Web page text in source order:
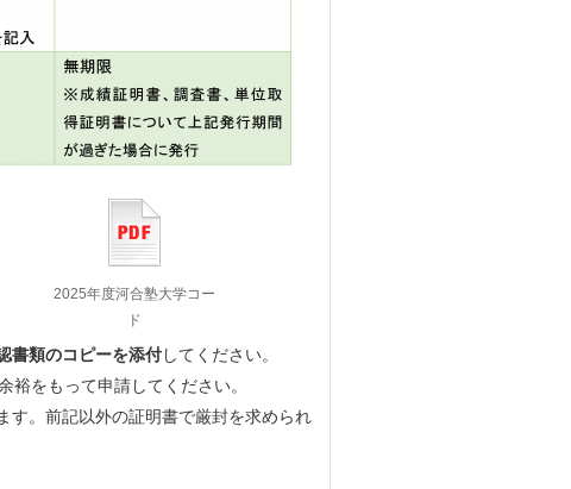
2025年度河合塾大学コー
ド
書類のコピーを添付してください。
をもって申請してください。
。前記以外の証明書で厳封を求められ